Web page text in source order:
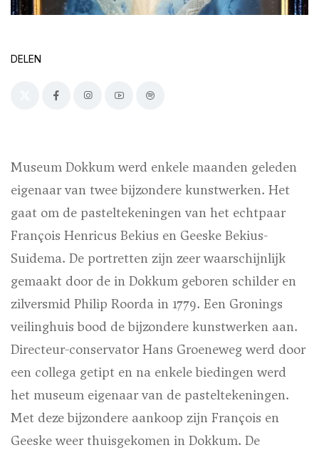
DELEN
Museum Dokkum werd enkele maanden geleden
eigenaar van twee bijzondere kunstwerken. Het
gaat om de pasteltekeningen van het echtpaar
François Henricus Bekius en Geeske Bekius-
Suidema. De portretten zijn zeer waarschijnlijk
gemaakt door de in Dokkum geboren schilder en
zilversmid Philip Roorda in 1779. Een Gronings
veilinghuis bood de bijzondere kunstwerken aan.
Directeur-conservator Hans Groeneweg werd door
een collega getipt en na enkele biedingen werd
het museum eigenaar van de pasteltekeningen.
Met deze bijzondere aankoop zijn François en
Geeske weer thuisgekomen in Dokkum. De